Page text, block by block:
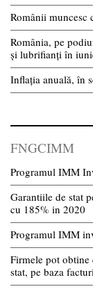
Românii muncesc
România, pe
și lubrifianți în
Inflația anuală, în
FNGCIMM
Programul IMM
Garantiile de stat
cu 185% in 2020
Programul IMM
Firmele pot obtine
stat, pe baza